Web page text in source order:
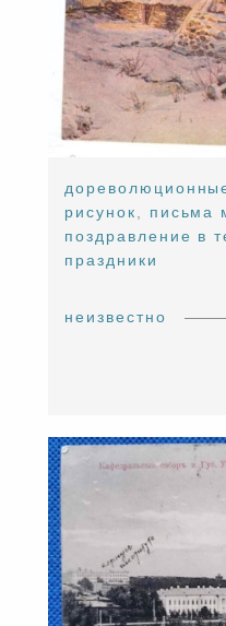
рисунок
письма
поздравление в
праздники
неизвестно